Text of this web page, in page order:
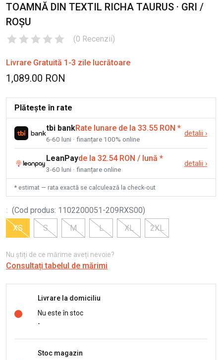
TOAMNĂ DIN TEXTIL RICHA TAURUS · GRI /
ROȘU
(0 Recenzii)
Livrare Gratuită 1-3 zile lucrătoare
1,089.00 RON
Plătește în rate
tbi bankRate lunare de la 33.55 RON *
6-60 luni · finanțare 100% online
detalii ›
LeanPayde la 32.54 RON / lună *
3-60 luni · finanțare online
detalii ›
* estimat — rata exactă se calculează la check-out
: (Cod produs: 1102200051-209RXS00)
XS
S M L XL 2XL
Nu știți de ce mărime aveți nevoie?
Consultați tabelul de mărimi
Livrare la domiciliu
Nu este în stoc
-
Stoc magazin